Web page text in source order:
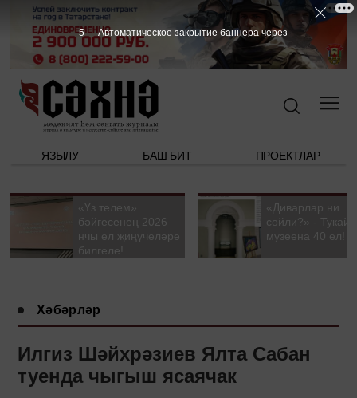
ЯЗЫЛУ БАШ БИТ ПРОЕКТЛАР
«Үз телем»
бәйгесенең 2026
нчы ел җиңүчеләре
билгеле!
«Диварлар ни
сөйли?» - Тукай
музеена 40 ел!
Хәбәрләр
Илгиз Шәйхрәзиев Ялта Сабан
туенда чыгыш ясаячак
5 Автоматическое закрытие баннера через